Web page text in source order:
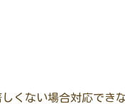
くない場合対応でき